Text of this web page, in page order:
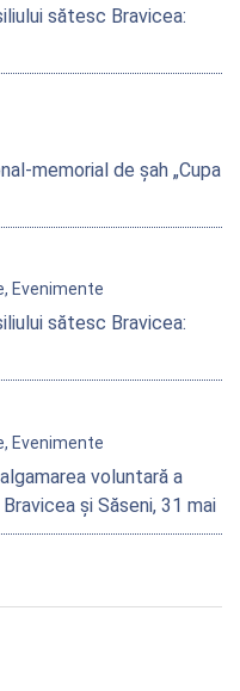
sătesc Bravicea:
memorial de șah „Cupa
Evenimente
sătesc Bravicea:
Evenimente
voluntară a
și Săseni, 31 mai